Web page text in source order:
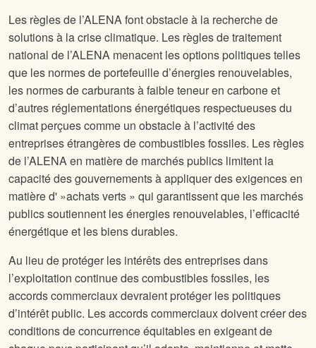
Les règles de l’ALENA font obstacle à la recherche de
solutions à la crise climatique. Les règles de traitement
national de l’ALENA menacent les options politiques telles
que les normes de portefeuille d’énergies renouvelables,
les normes de carburants à faible teneur en carbone et
d’autres réglementations énergétiques respectueuses du
climat perçues comme un obstacle à l’activité des
entreprises étrangères de combustibles fossiles. Les règles
de l’ALENA en matière de marchés publics limitent la
capacité des gouvernements à appliquer des exigences en
matière d' »achats verts » qui garantissent que les marchés
publics soutiennent les énergies renouvelables, l’efficacité
énergétique et les biens durables.
Au lieu de protéger les intérêts des entreprises dans
l’exploitation continue des combustibles fossiles, les
accords commerciaux devraient protéger les politiques
d’intérêt public. Les accords commerciaux doivent créer des
conditions de concurrence équitables en exigeant de